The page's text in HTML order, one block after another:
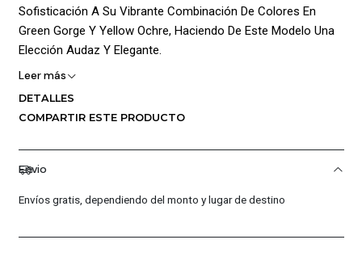
Sofisticación A Su Vibrante Combinación De Colores En
Green Gorge Y Yellow Ochre, Haciendo De Este Modelo Una
Elección Audaz Y Elegante.
Características Clave:
Composición: Capellada 93% Textil Y 7% Cuero Para Un
Mediasuela: Supersuave Para Una Amortiguación Que
Resistencia Al Desgaste.
Leer más
DETALLES
COMPARTIR ESTE PRODUCTO
Envio
Envíos gratis, dependiendo del monto y lugar de destino